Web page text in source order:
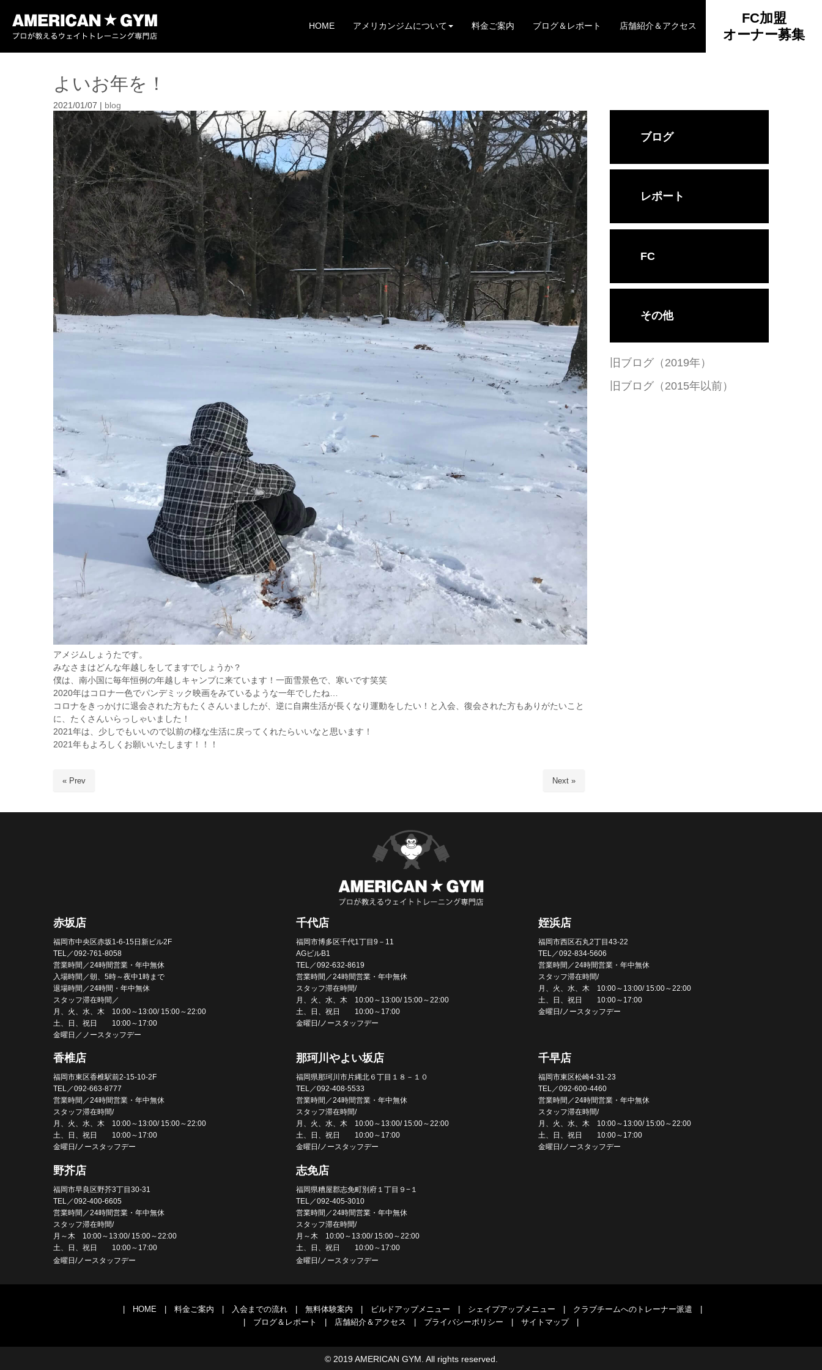
HOME アメリカンジムについて 料金ご案内 ブログ＆レポート 店舗紹介＆アクセス
FC加盟
オーナー募集
よいお年を！
2021/01/07 blog
アメジムしょうたです。
みなさまはどんな年越しをしてますでしょうか？
僕は、南小国に毎年恒例の年越しキャンプに来ています！一面雪景色で、寒いです笑笑
2020年はコロナ一色でパンデミック映画をみているような一年でしたね…
コロナをきっかけに退会された方もたくさんいましたが、逆に自粛生活が長くなり運動をしたい！と入会、復会された方もありがたいこと
に、たくさんいらっしゃいました！
2021年は、少しでもいいので以前の様な生活に戻ってくれたらいいなと思います！
2021年もよろしくお願いいたします！！！
« Prev Next »
ブログ
レポート
FC
その他
旧ブログ（2019年）
旧ブログ（2015年以前）
赤坂店
福岡市中央区赤坂1-6-15日新ビル2F
TEL／092-761-8058
営業時間／24時間営業・年中無休
入場時間／朝、5時～夜中1時まで
退場時間／24時間・年中無休
スタッフ滞在時間／
月、火、水、木 10:00～13:00/ 15:00～22:00
土、日、祝日 10:00～17:00
金曜日／ノースタッフデー
千代店
福岡市博多区千代1丁目9－11
AGビルB1
TEL／092-632-8619
営業時間／24時間営業・年中無休
スタッフ滞在時間/
月、火、水、木 10:00～13:00/ 15:00～22:00
土、日、祝日 10:00～17:00
金曜日/ノースタッフデー
姪浜店
福岡市西区石丸2丁目43-22
TEL／092-834-5606
営業時間／24時間営業・年中無休
スタッフ滞在時間/
月、火、水、木 10:00～13:00/ 15:00～22:00
土、日、祝日 10:00～17:00
金曜日/ノースタッフデー
香椎店
福岡市東区香椎駅前2-15-10-2F
TEL／092-663-8777
営業時間／24時間営業・年中無休
スタッフ滞在時間/
月、火、水、木 10:00～13:00/ 15:00～22:00
土、日、祝日 10:00～17:00
金曜日/ノースタッフデー
那珂川やよい坂店
福岡県那珂川市片縄北６丁目１８－１０
TEL／092-408-5533
営業時間／24時間営業・年中無休
スタッフ滞在時間/
月、火、水、木 10:00～13:00/ 15:00～22:00
土、日、祝日 10:00～17:00
金曜日/ノースタッフデー
千早店
福岡市東区松崎4-31-23
TEL／092-600-4460
営業時間／24時間営業・年中無休
スタッフ滞在時間/
月、火、水、木 10:00～13:00/ 15:00～22:00
土、日、祝日 10:00～17:00
金曜日/ノースタッフデー
野芥店
福岡市早良区野芥3丁目30-31
TEL／092-400-6605
営業時間／24時間営業・年中無休
スタッフ滞在時間/
月～木 10:00～13:00/ 15:00～22:00
土、日、祝日 10:00～17:00
金曜日/ノースタッフデー
志免店
福岡県糟屋郡志免町別府１丁目９−１
TEL／092-405-3010
営業時間／24時間営業・年中無休
スタッフ滞在時間/
月～木 10:00～13:00/ 15:00～22:00
土、日、祝日 10:00～17:00
金曜日/ノースタッフデー
HOME| 料金ご案内 入会までの流れ| 無料体験案内 ビルドアップメニュー シェイプアップメニュー クラブチームへのトレーナー派遣
ブログ＆レポート 店舗紹介＆アクセス プライバシーポリシー サイトマップ|
© 2019 AMERICAN GYM. All rights reserved.